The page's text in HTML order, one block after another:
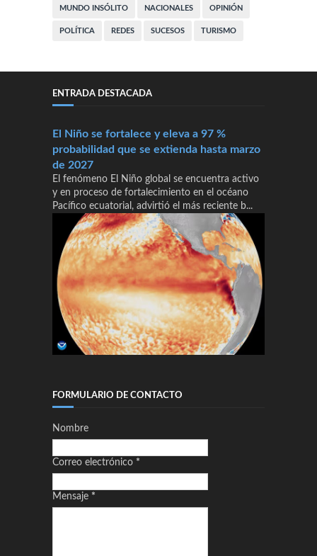
MUNDO INSÓLITO NACIONALES OPINIÓN
POLÍTICA REDES SUCESOS TURISMO
ENTRADA DESTACADA
El Niño se fortalece y eleva a 97 %
probabilidad que se extienda hasta marzo
de 2027
El fenómeno El Niño global se encuentra activo
y en proceso de fortalecimiento en el océano
Pacífico ecuatorial, advirtió el más reciente b...
FORMULARIO DE CONTACTO
Nombre
Correo electrónico *
Mensaje *